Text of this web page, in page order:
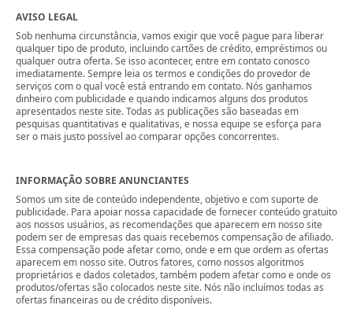
AVISO LEGAL
Sob nenhuma circunstância, vamos exigir que você pague para liberar
qualquer tipo de produto, incluindo cartões de crédito, empréstimos ou
qualquer outra oferta. Se isso acontecer, entre em contato conosco
imediatamente. Sempre leia os termos e condições do provedor de
serviços com o qual você está entrando em contato. Nós ganhamos
dinheiro com publicidade e quando indicamos alguns dos produtos
apresentados neste site. Todas as publicações são baseadas em
pesquisas quantitativas e qualitativas, e nossa equipe se esforça para
ser o mais justo possível ao comparar opções concorrentes.
INFORMAÇÃO SOBRE ANUNCIANTES
Somos um site de conteúdo independente, objetivo e com suporte de
publicidade. Para apoiar nossa capacidade de fornecer conteúdo gratuito
aos nossos usuários, as recomendações que aparecem em nosso site
podem ser de empresas das quais recebemos compensação de afiliado.
Essa compensação pode afetar como, onde e em que ordem as ofertas
aparecem em nosso site. Outros fatores, como nossos algoritmos
proprietários e dados coletados, também podem afetar como e onde os
produtos/ofertas são colocados neste site. Nós não incluímos todas as
ofertas financeiras ou de crédito disponíveis.